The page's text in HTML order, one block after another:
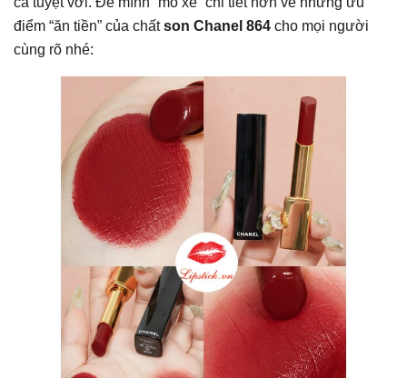
điểm “ăn tiền” của chấtson Chanel 864 cho mọi người
cùng rõ nhé: